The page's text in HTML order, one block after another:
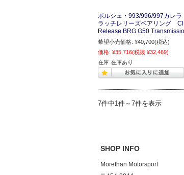
ポルシェ・993/996/997カレ
ラッチレリーズベアリング
Release BRG G50
希望小売価格: ¥40,700(税込)
価格: ¥35,716(税抜 ¥32,469)
在庫 在庫あり
7件中1件～7件を表示
SHOP INFO
Morethan Motorsport